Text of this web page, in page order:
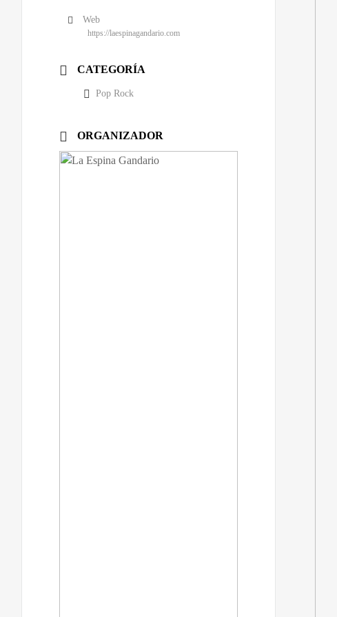
Web
https://laespinagandario.com
CATEGORÍA
Pop Rock
ORGANIZADOR